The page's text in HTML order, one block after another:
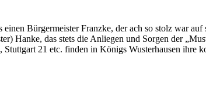
Bürgermeister Franzke, der ach so stolz war auf
Hanke, das stets die Anliegen und Sorgen der
21 etc. finden in Königs Wusterhausen ihre